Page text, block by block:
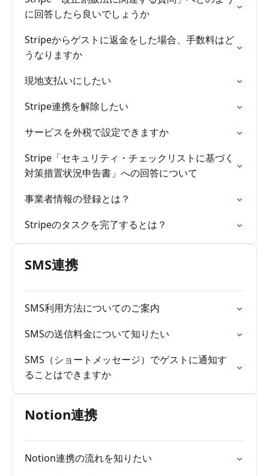
に回答したら良いでしょうか
Stripeからゲストに返金をした場合、手数料はど
うなりますか
現地支払いにしたい
Stripe連携を解除したい
サービスを外税で設定できますか
Stripe「セキュリティ・チェックリストに基づく
対策措置状況申告書」への回答について
事業者情報の登録とは？
Stripeのタスクを完了するとは？
SMS連携
SMS利用方法についてのご案内
SMSの送信料金について知りたい
SMS（ショートメッセージ）でゲストに通知す
ることはできますか
Notion連携
Notion連携の流れを知りたい